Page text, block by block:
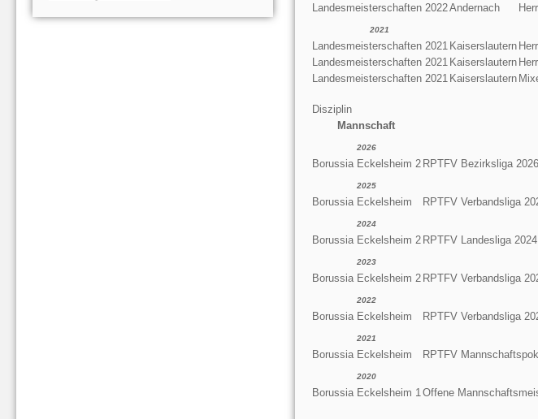
Landesmeisterschaften 2022Andernach
2021
Landesmeisterschaften 2021 Kaiserslautern
Landesmeisterschaften 2021 Kaiserslautern
Landesmeisterschaften 2021 Kaiserslautern
Disziplin
Mannschaft
2026
Borussia Eckelsheim 2 RPTFV Bezirksliga 2026
2025
Borussia Eckelsheim RPTFV Verbandsliga
2024
Borussia Eckelsheim 2 RPTFV Landesliga 2024
2023
Borussia Eckelsheim 2 RPTFV Verbandsliga
2022
Borussia Eckelsheim RPTFV Verbandsliga
2021
Borussia Eckelsheim RPTFV
2020
Borussia Eckelsheim 1 Offene